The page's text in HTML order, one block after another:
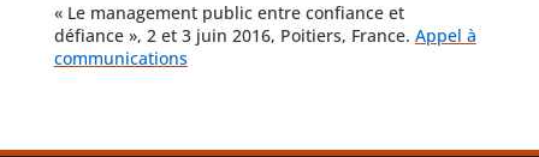
« Le management public entre confiance et
défiance », 2 et 3 juin 2016, Poitiers, France. Appel à
communications